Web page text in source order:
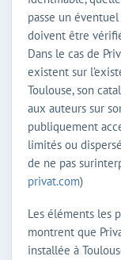
passe un éventuel
doivent être
Dans le cas de
existent sur
Toulouse, son
aux auteurs sur
publiquement
limités ou
de ne pas
privat.com)
Les éléments les
montrent que
installée à